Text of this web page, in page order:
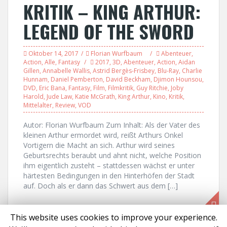
KRITIK – KING ARTHUR:
LEGEND OF THE SWORD
Oktober 14, 2017 Florian Wurfbaum Abenteuer,
Action, Alle, Fantasy 2017, 3D, Abenteuer, Action, Aidan
Gillen, Annabelle Wallis, Astrid Bergès-Frisbey, Blu-Ray, Charlie
Hunnam, Daniel Pemberton, David Beckham, Djimon Hounsou,
DVD, Eric Bana, Fantasy, Film, Filmkritik, Guy Ritchie, Joby
Harold, Jude Law, Katie McGrath, King Arthur, Kino, Kritik,
Mittelalter, Review, VOD
Autor: Florian Wurfbaum Zum Inhalt: Als der Vater des
kleinen Arthur ermordet wird, reißt Arthurs Onkel
Vortigern die Macht an sich. Arthur wird seines
Geburtsrechts beraubt und ahnt nicht, welche Position
ihm eigentlich zusteht – stattdessen wächst er unter
härtesten Bedingungen in den Hinterhöfen der Stadt
auf. Doch als er dann das Schwert aus dem […]
This website uses cookies to improve your experience.